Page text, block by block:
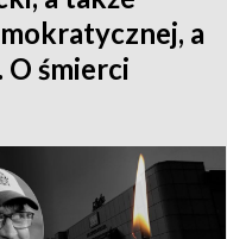
a
śmierci